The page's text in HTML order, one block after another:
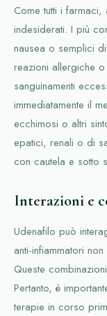
Come tutti i
indesiderati. I più
nausea o semplici
reazioni allergiche
sanguinamenti
immediatamente il
ecchimosi o altri
epatici, renali o di
con cautela e sotto
Interazioni e
Udenafilo può
anti-infiammatori
Queste
Pertanto, è
terapie in corso